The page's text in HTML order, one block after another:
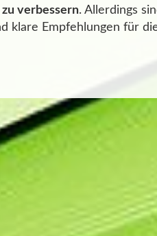
verbessern. Allerdings
klare Empfehlungen für